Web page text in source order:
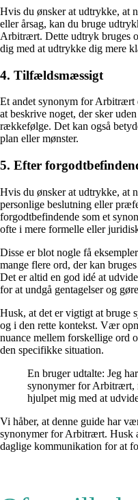
Hvis du ønsker at udtrykke, at
eller årsag, kan du bruge
Arbitrært. Dette udtryk bruges
dig med at udtrykke dig mere
4. Tilfældsmæssigt
Et andet synonym for
at beskrive noget, der sker
rækkefølge. Det kan også
plan eller mønster.
5. Efter
Hvis du ønsker at udtrykke, at
personlige beslutning eller
forgodtbefindende som et
ofte i mere formelle eller
Disse er blot nogle få
mange flere ord, der kan
Det er altid en god idé at
for at undgå gentagelser og
Husk, at det er vigtigt at bruge
og i den rette kontekst. Vær
nuance mellem forskellige ord
den specifikke situation.
En bruger udtalte: Jeg
synonymer for Arbitrært,
hjulpet mig med at
Vi håber, at denne guide har
synonymer for Arbitrært. Husk
daglige kommunikation for at